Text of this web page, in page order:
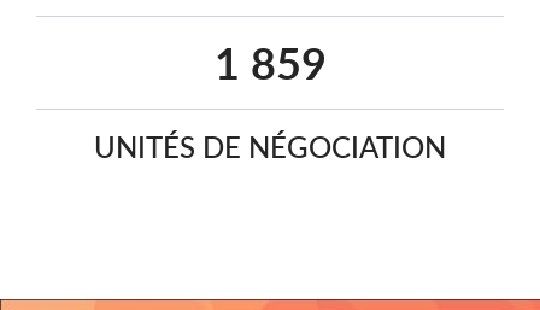
UNITÉS DE NÉGOCIATION
2 393